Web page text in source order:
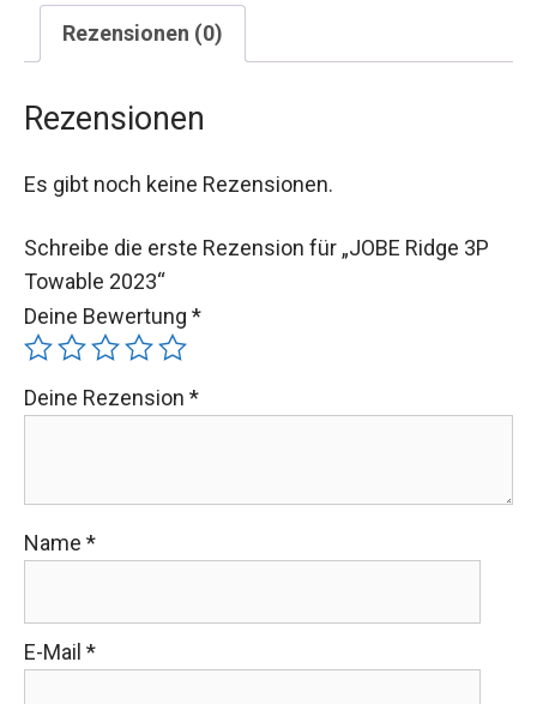
Rezensionen (0)
Rezensionen
Es gibt noch keine Rezensionen.
Schreibe die erste Rezension für „JOBE Ridge 3P
Towable 2023“
Deine Bewertung *
Deine Rezension *
Name *
E-Mail *